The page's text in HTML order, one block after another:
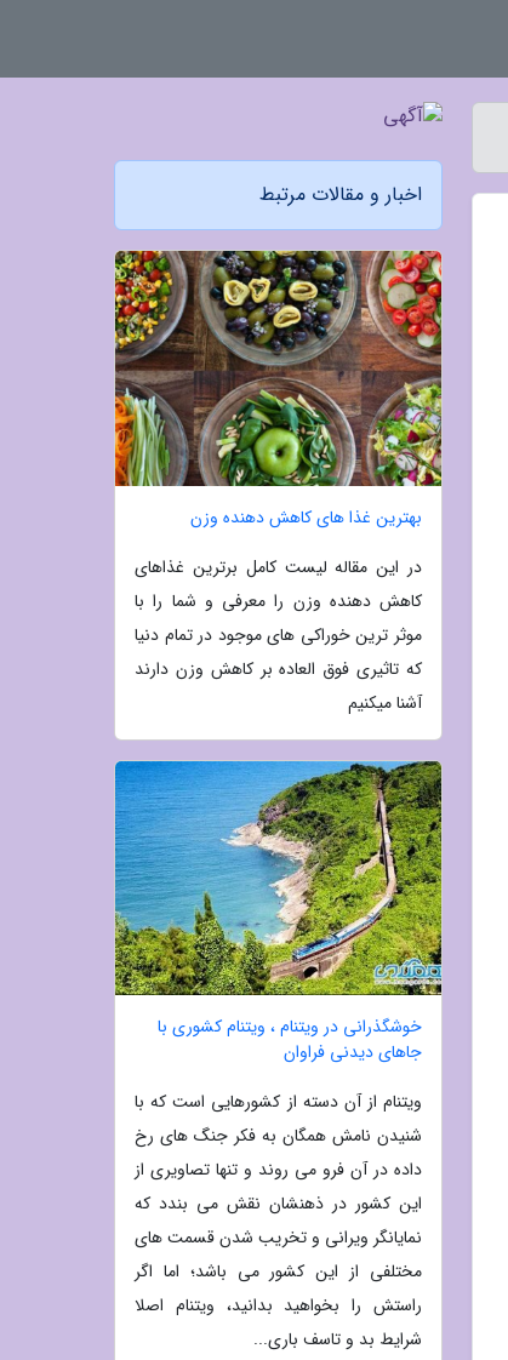
اخبار و مقالات مرتبط
بهترین غذا های کاهش دهنده وزن
در این مقاله لیست کامل برترین غذاهای
کاهش دهنده وزن را معرفی و شما را با
موثر ترین خوراکی های موجود در تمام دنیا
که تاثیری فوق العاده بر کاهش وزن دارند
آشنا میکنیم
خوشگذرانی در ویتنام ، ویتنام کشوری با
جاهای دیدنی فراوان
ویتنام از آن دسته از کشورهایی است که با
شنیدن نامش همگان به فکر جنگ های رخ
داده در آن فرو می روند و تنها تصاویری از
این کشور در ذهنشان نقش می بندد که
نمایانگر ویرانی و تخریب شدن قسمت های
مختلفی از این کشور می باشد؛ اما اگر
راستش را بخواهید بدانید، ویتنام اصلا
شرایط بد و تاسف باری...